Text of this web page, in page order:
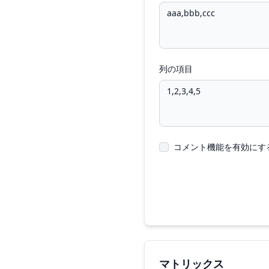
列の項目
コメント機能を有効にす
マトリックス